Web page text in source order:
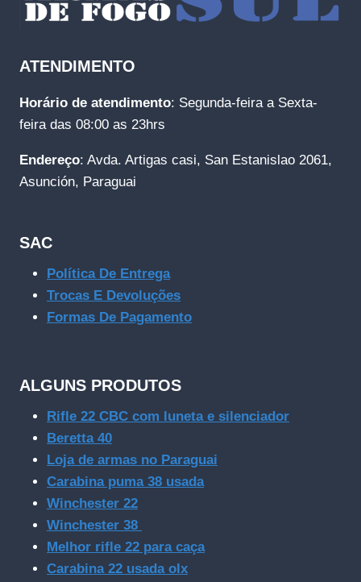
ATENDIMENTO
Horário de atendimento: Segunda-feira a Sexta-
feira das 08:00 as 23hrs
Endereço: Avda. Artigas casi, San Estanislao 2061,
Asunción, Paraguai
SAC
Política De Entrega
Trocas E Devoluções
Formas De Pagamento
ALGUNS PRODUTOS
Rifle 22 CBC com luneta e silenciador
Beretta 40
Loja de armas no Paraguai
Carabina puma 38 usada
Winchester 22
Winchester 38
Melhor rifle 22 para caça
Carabina 22 usada olx